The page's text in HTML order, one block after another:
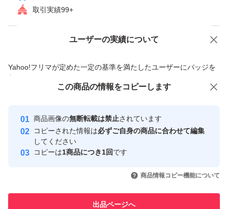
取引実績99+
ユーザーの実績について
Yahoo!フリマが定めた一定の基準を満たしたユーザーにバッジを
付与しています
安心取引出品者
心・安全なユーザーです
取引実績
引を完了させた実績があります
での取引実績があります
価格の相談 商品への質問
この商品の情報をコピーします
商品画像の無断転載は禁止されています
コピーされた情報は必ずご自身の商品に合わせて編集
してください
コピーは1商品につき1回です
商品情報コピー機能について
出品ページへ
この商品をみている人にオススメ